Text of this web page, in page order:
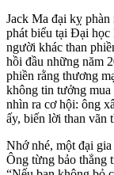
Jack Ma đại kỵ
phát biểu tại Đại
người khác than
hồi đầu những năm
phiền rằng thương
không tin tưởng
nhìn ra cơ hội: ông
ấy, biến lời than vãn
Nhớ nhé, một đại
Ông từng bảo thẳng